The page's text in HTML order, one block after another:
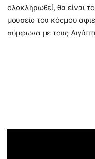
ολοκληρωθεί, θα είναι
μουσείο του κόσμου
σύμφωνα με τους